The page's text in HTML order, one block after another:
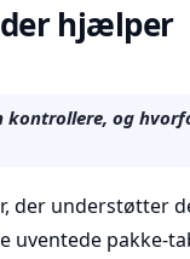
hjælper
kontrollere, og
der understøtter
uventede pakke-